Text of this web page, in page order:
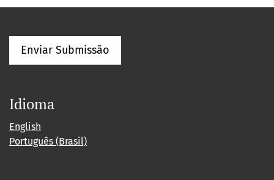
Enviar Submissão
Idioma
English
Português (Brasil)